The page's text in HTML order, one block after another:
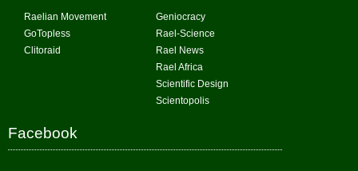
Raelian Movement
GoTopless
Clitoraid
Geniocracy
Rael-Science
Rael News
Rael Africa
Scientific Design
Scientopolis
Facebook